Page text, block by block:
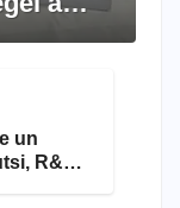
un
R&B